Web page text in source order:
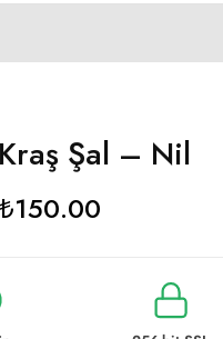
Şal – Nil
₺150.00